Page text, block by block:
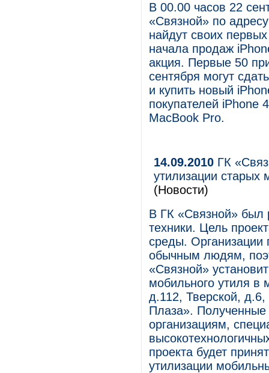
В 00.00 часов 22
«Связной» по
найдут своих
начала продаж
акция. Первые 50
сентября могут
и купить новый
покупателей iPhone
MacBook Pro.
14.09.2010 ГК
утилизации старых
(Новости)
В ГК «Связной» был
техники. Цель
среды. Организации
обычным людям,
«Связной»
мобильного утиля в
д.112, Тверской,
Плаза».
организациям,
проекта будет
утилизации